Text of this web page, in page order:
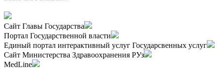
Сайт Главы Государства
Портал Государственной власти
Единый портал интерактивный услуг Государсвенных услуг
Сайт Министерства Здравоохранения РУз
MedLine